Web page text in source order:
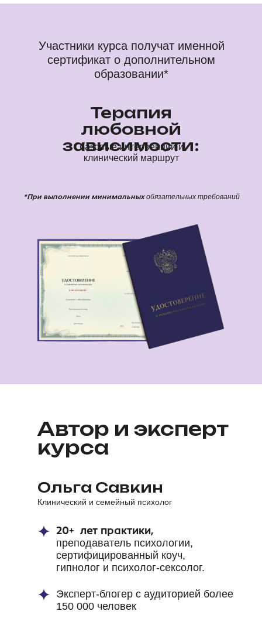
базовые интервенции и
клинический маршрут
Терапия
любовной
зависимости:
*При выполнении минимальныхобязательных требований
Участники курса получат именной
сертификат о дополнительном
образовании*
Ольга Савкин
20+ лет практики,
преподаватель психологии,
сертифицированный коуч,
гипнолог и психолог-сексолог.
Эксперт-блогер с аудиторией более
150 000 человек
Автор и эксперт
курса
Клинический и семейный психолог
Доступк записям на 6 месяцев
психологов-кураторов
42 990 ₽
ПРИОБРЕСТИ ОБУЧЕНИЕ